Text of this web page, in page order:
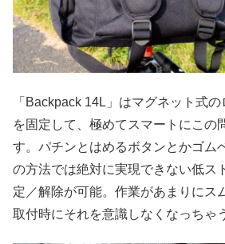
「Backpack 14L」はマグネット式
を固定して、極めてスマートにこの
す。パチンとはめるボタンとかゴム
の方法では絶対に実現できない低ス
定／解除が可能。作業があまりにス
取付時にそれを意識しなくなっちゃ